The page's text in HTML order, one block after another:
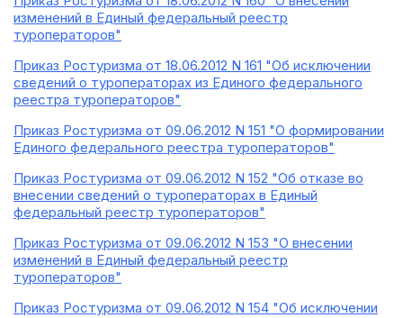
изменений в Единый федеральный реестр
туроператоров"
Приказ Ростуризма от 18.06.2012 N 161 "Об исключении
сведений о туроператорах из Единого федерального
реестра туроператоров"
Приказ Ростуризма от 09.06.2012 N 151 "О формировании
Единого федерального реестра туроператоров"
Приказ Ростуризма от 09.06.2012 N 152 "Об отказе во
внесении сведений о туроператорах в Единый
федеральный реестр туроператоров"
Приказ Ростуризма от 09.06.2012 N 153 "О внесении
изменений в Единый федеральный реестр
туроператоров"
Приказ Ростуризма от 09.06.2012 N 154 "Об исключении